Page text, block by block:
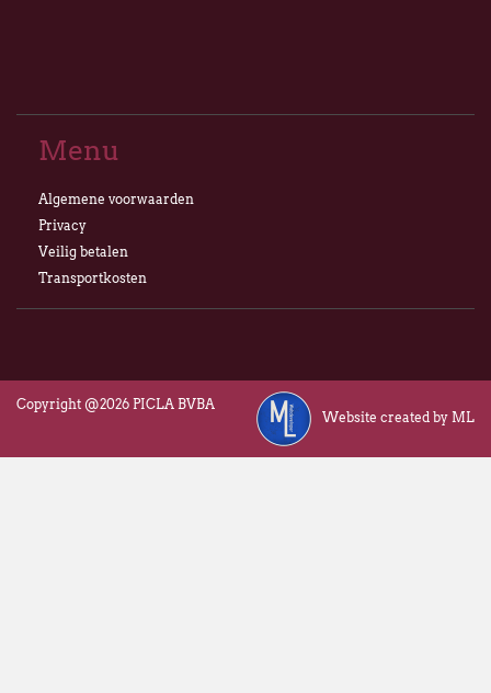
Menu
Algemene voorwaarden
Privacy
Veilig betalen
Transportkosten
Copyright @2026 PICLA BVBA
Website created by ML